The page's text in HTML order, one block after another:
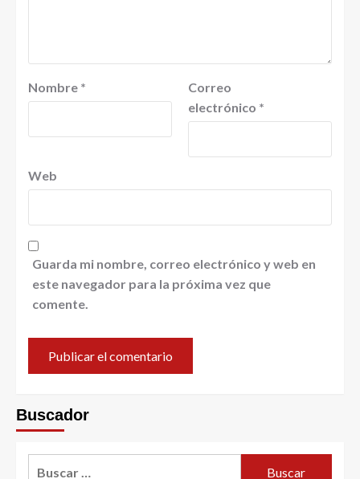
Nombre *
Correo
electrónico *
Web
Guarda mi nombre, correo electrónico y web en
este navegador para la próxima vez que
comente.
Buscador